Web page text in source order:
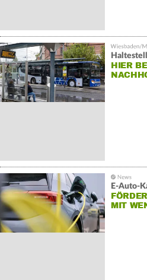
HIER
E-Auto-
MIT